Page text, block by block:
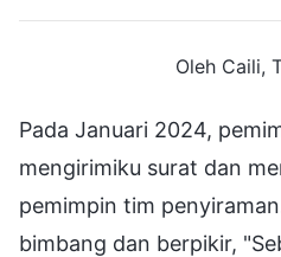
Oleh Caili,
Pada Januari 2024,
mengirimiku surat dan
pemimpin tim
bimbang dan berpikir,